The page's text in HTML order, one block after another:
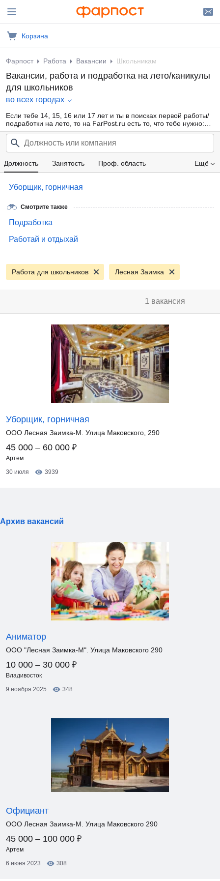
Корзина
Фарпост Работа Вакансии Школьникам
Вакансии, работа и подработка на лето/каникулы
для школьников
во всех городах
Если тебе 14, 15, 16 или 17 лет и ты в поисках первой работы/
подработки на лето, то на FarPost.ru есть то, что тебе нужно:
большая база свежих объявлений от прямых работодателей и
кадровых агентств, ежедневные обновления, удобная
фильтрация по области деятельности, опыту работы, желаемой
з/п. Заработай свои первые карманные деньги уже сейчас!
Ещё
Должность Занятость Проф. область
Уборщик, горничная
Смотрите также
Подработка
Работай и отдыхай
Работа для школьников Лесная Заимка
1 вакансия
Уборщик, горничная
ООО Лесная Заимка-М. Улица Маковского, 290
45 000 – 60 000 ₽
Артем
30 июля
3939
Архив вакансий
Аниматор
ООО "Лесная Заимка-М". Улица Маковского 290
10 000 – 30 000 ₽
Владивосток
9 ноября 2025
348
Официант
ООО Лесная Заимка-М. Улица Маковского 290
45 000 – 100 000 ₽
Артем
6 июня 2023
308